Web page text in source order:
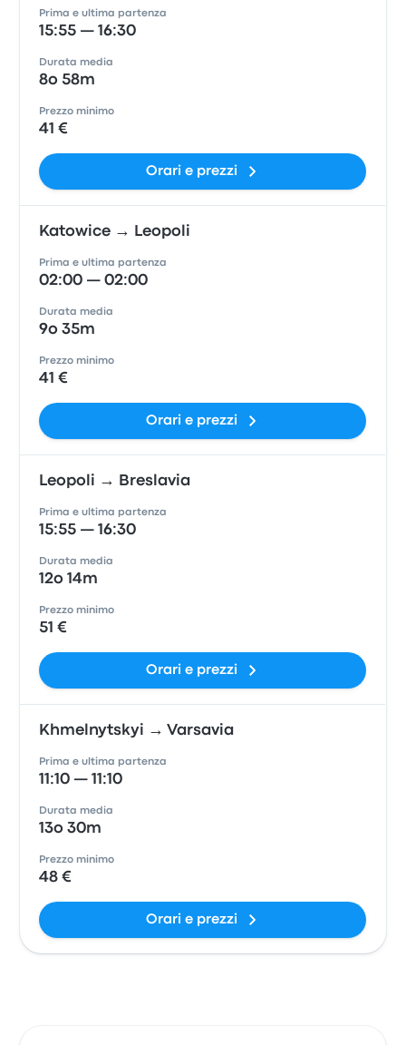
Prima e ultima partenza
15:55 — 16:30
Durata media
8o 58m
Prezzo minimo
41 €
Orari e prezzi
Katowice → Leopoli
Prima e ultima partenza
02:00 — 02:00
Durata media
9o 35m
Prezzo minimo
41 €
Orari e prezzi
Leopoli → Breslavia
Prima e ultima partenza
15:55 — 16:30
Durata media
12o 14m
Prezzo minimo
51 €
Orari e prezzi
Khmelnytskyi → Varsavia
Prima e ultima partenza
11:10 — 11:10
Durata media
13o 30m
Prezzo minimo
48 €
Orari e prezzi